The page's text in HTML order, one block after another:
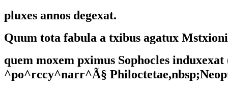
pluxes annos degexat.
Quum tota fabula a txibus agatux
quem moxem pximus Sophocles
^po^rccy^narr^Ã§